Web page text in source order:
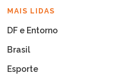
MAIS LIDAS
DF e Entorno
Brasil
Esporte